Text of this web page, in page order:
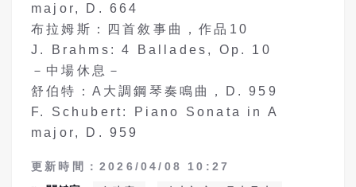
major, D. 664
布拉姆斯：四首敘事曲，作品10
J. Brahms: 4 Ballades, Op. 10
－中場休息－
舒伯特：A大調鋼琴奏鳴曲，D. 959
F. Schubert: Piano Sonata in A
major, D. 959
更新時間：2026/04/08 10:27